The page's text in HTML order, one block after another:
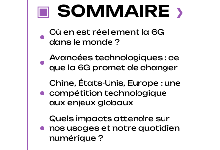
SOMMAIRE
Où en est réellement la 6G
dans le monde ?
Avancées technologiques : ce
que la 6G promet de changer
Chine, États-Unis, Europe : une
compétition technologique
aux enjeux globaux
Quels impacts attendre sur
nos usages et notre quotidien
numérique ?